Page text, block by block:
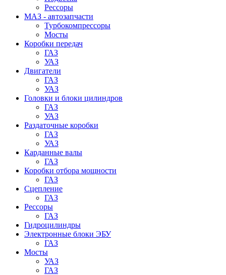
Рессоры
МАЗ - автозапчасти
Турбокомпрессоры
Мосты
Коробки передач
ГАЗ
УАЗ
Двигатели
ГАЗ
УАЗ
Головки и блоки цилиндров
ГАЗ
УАЗ
Раздаточные коробки
ГАЗ
УАЗ
Карданные валы
ГАЗ
Коробки отбора мощности
ГАЗ
Сцепление
ГАЗ
Рессоры
ГАЗ
Гидроцилиндры
Электронные блоки ЭБУ
ГАЗ
Мосты
УАЗ
ГАЗ